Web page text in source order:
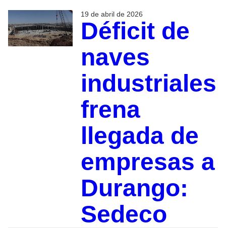
19 de abril de 2026
Déficit de
naves
industriales
frena
llegada de
empresas a
Durango:
Sedeco